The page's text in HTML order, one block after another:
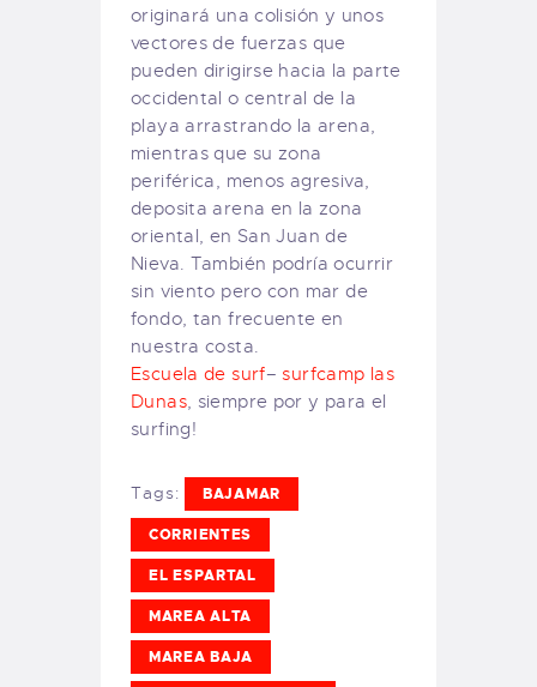
originará una colisión y unos
vectores de fuerzas que
pueden dirigirse hacia la parte
occidental o central de la
playa arrastrando la arena,
mientras que su zona
periférica, menos agresiva,
deposita arena en la zona
oriental, en San Juan de
Nieva. También podría ocurrir
sin viento pero con mar de
fondo, tan frecuente en
nuestra costa.
Escuela de surf–surfcamp las
Dunas, siempre por y para el
surfing!
Tags: BAJAMAR
CORRIENTES
EL ESPARTAL
MAREA ALTA
MAREA BAJA